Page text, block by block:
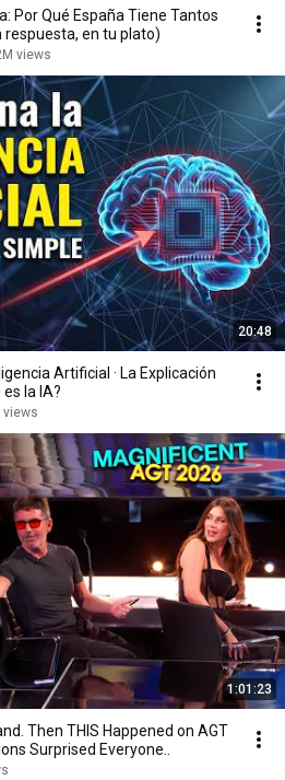
Por Qué España Tiene Tantos
respuesta, en tu plato)
views
20:48
Artificial · La Explicación
es la IA?
views
1:01:23
Then THIS Happened on AGT
Surprised Everyone..